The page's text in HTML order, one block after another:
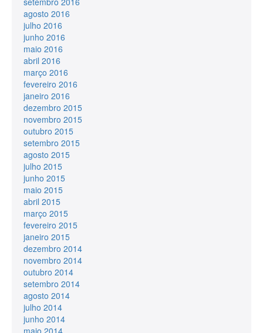
agosto 2016
julho 2016
junho 2016
maio 2016
abril 2016
março 2016
fevereiro 2016
janeiro 2016
dezembro 2015
novembro 2015
outubro 2015
setembro 2015
agosto 2015
julho 2015
junho 2015
maio 2015
abril 2015
março 2015
fevereiro 2015
janeiro 2015
dezembro 2014
novembro 2014
outubro 2014
setembro 2014
agosto 2014
julho 2014
junho 2014
maio 2014